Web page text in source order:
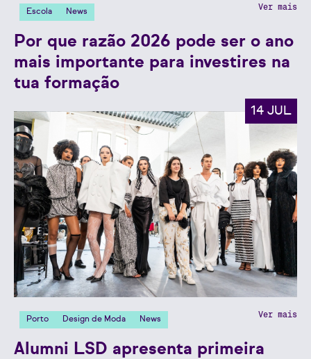
Escola News Ver mais
Por que razão 2026 pode ser o ano
mais importante para investires na
tua formação
14 JUL
Porto Design de Moda News Ver mais
Alumni LSD apresenta primeira